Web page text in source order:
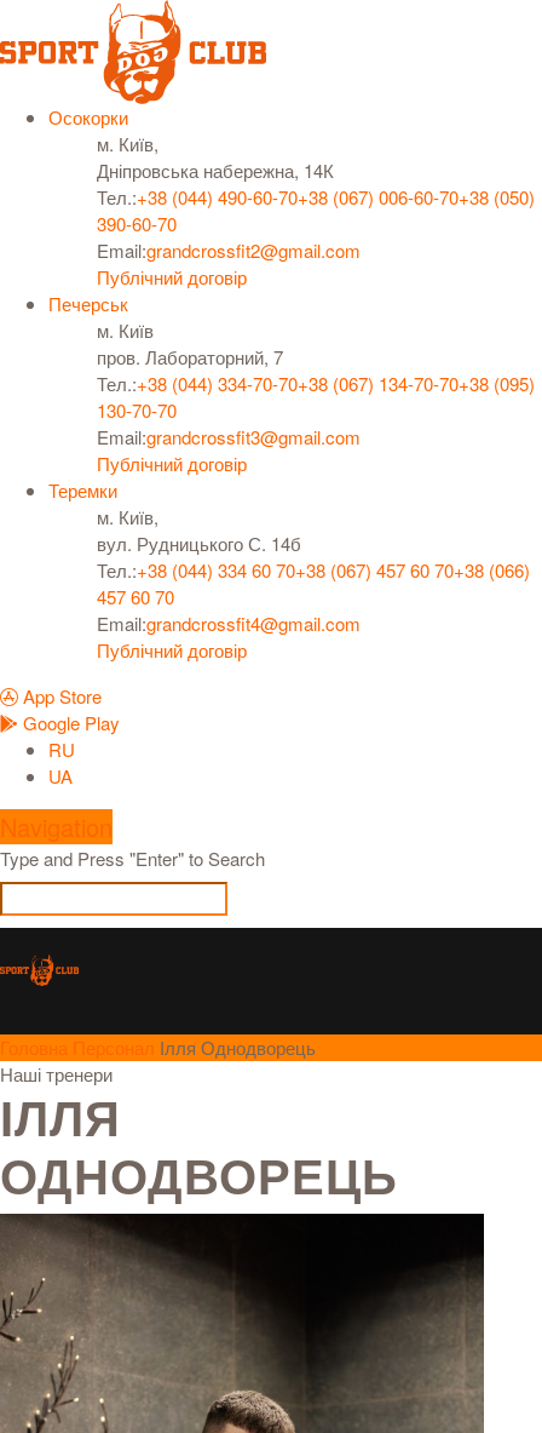
Осокорки
м. Київ,
Дніпровська набережна, 14К
Тел.:+38 (044) 490-60-70+38 (067) 006-60-70+38 (050)
390-60-70
Email:grandcrossfit2@gmail.com
Публічний договір
Печерськ
м. Київ
пров. Лабораторний, 7
Тел.:+38 (044) 334-70-70+38 (067) 134-70-70+38 (095)
130-70-70
Email:grandcrossfit3@gmail.com
Публічний договір
Теремки
м. Київ,
вул. Рудницького С. 14б
Тел.:+38 (044) 334 60 70+38 (067) 457 60 70+38 (066)
457 60 70
Email:grandcrossfit4@gmail.com
Публічний договір
App Store
Google Play
RU
UA
Navigation
Type and Press "Enter" to Search
Головна Персонал Ілля Однодворець
Наші тренери
ІЛЛЯ
ОДНОДВОРЕЦЬ